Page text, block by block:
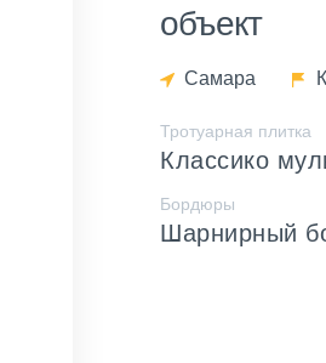
объект
Самара
Тротуарная плитка
Классико
Бордюры
Шарнирный